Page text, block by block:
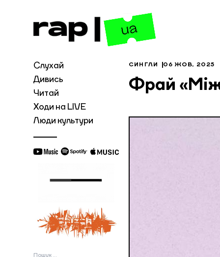
Слухай
Дивись
Читай
Ходи на LIVE
Люди культури
Пошук:
СИНГЛИ 06 ЖОВ, 2025
Фрай